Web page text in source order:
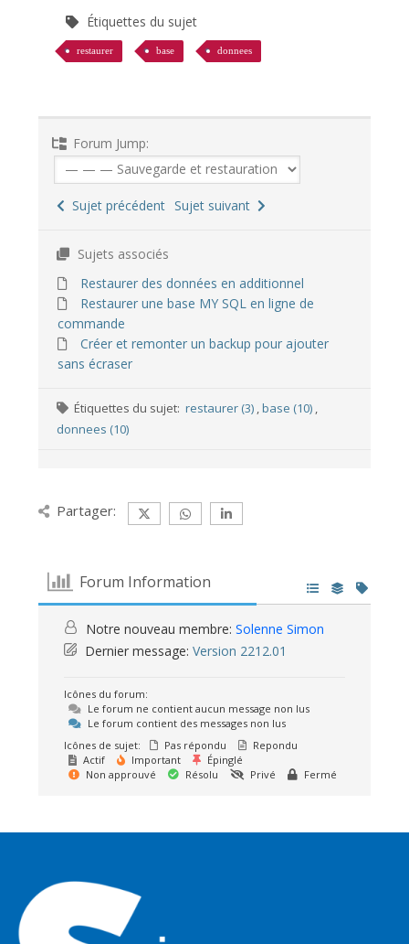
Étiquettes du sujet
restaurer base donnees
Forum Jump:
Sujet précédent Sujet suivant
Sujets associés
Restaurer des données en additionnel
Restaurer une base MY SQL en ligne de
commande
Créer et remonter un backup pour ajouter
sans écraser
Étiquettes du sujet:restaurer (3) ,base (10) ,
donnees (10)
Partager:
Forum Information
Notre nouveau membre:Solenne Simon
Dernier message:Version 2212.01
Icônes du forum:
Le forum ne contient aucun message non lus
Le forum contient des messages non lus
Icônes de sujet:
Pas répondu
Repondu
Actif
Important
Épinglé
Non approuvé
Résolu Privé Fermé